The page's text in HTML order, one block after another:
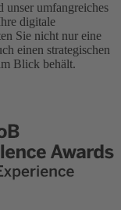
unser umfangreiches
digitale
Sie nicht nur eine
einen strategischen
Blick behält.